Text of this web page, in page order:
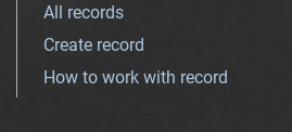
All records
Create record
How to work with record